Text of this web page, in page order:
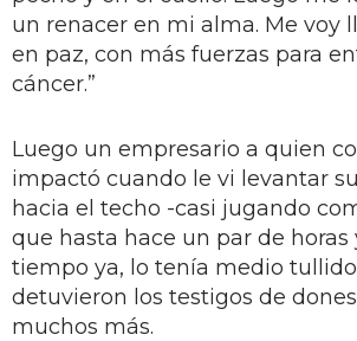
un renacer en mi alma. Me voy
en paz, con más fuerzas para
cáncer.”
Luego un empresario a quien
impactó cuando le vi levantar
hacia el techo -casi jugando
que hasta hace un par de
tiempo ya, lo tenía medio
detuvieron los testigos de
muchos más.